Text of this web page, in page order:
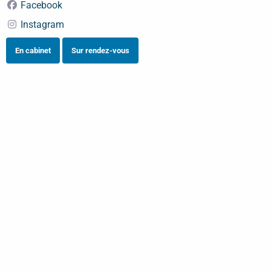
Facebook
Instagram
En cabinet Sur rendez-vous